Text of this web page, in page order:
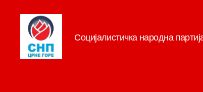
Социјалистичка народна